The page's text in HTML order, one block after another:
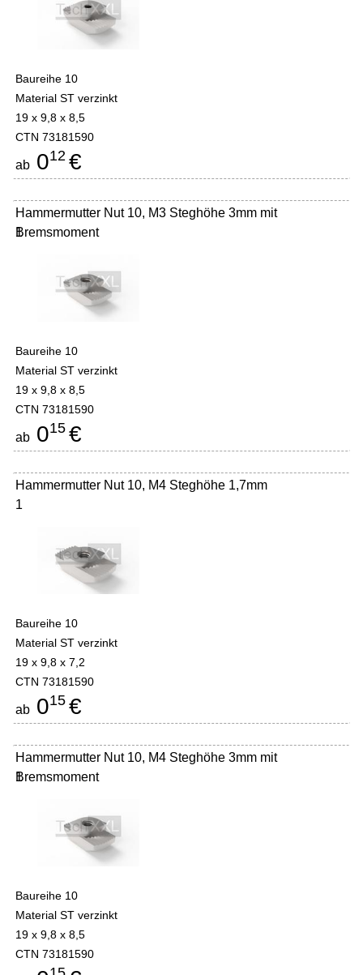
Baureihe 10
Material ST verzinkt
19 x 9,8 x 8,5
CTN 73181590
ab 012 €
Hammermutter Nut 10, M3 Steghöhe 3mm mit
Bremsmoment
1
Baureihe 10
Material ST verzinkt
19 x 9,8 x 8,5
CTN 73181590
ab 015 €
Hammermutter Nut 10, M4 Steghöhe 1,7mm
1
Baureihe 10
Material ST verzinkt
19 x 9,8 x 7,2
CTN 73181590
ab 015 €
Hammermutter Nut 10, M4 Steghöhe 3mm mit
Bremsmoment
1
Baureihe 10
Material ST verzinkt
19 x 9,8 x 8,5
CTN 73181590